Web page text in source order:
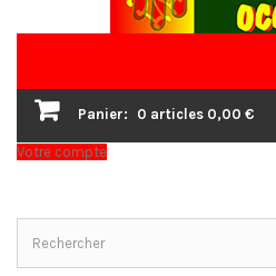
Panier: 0 articles 0,00 €
Votre compte